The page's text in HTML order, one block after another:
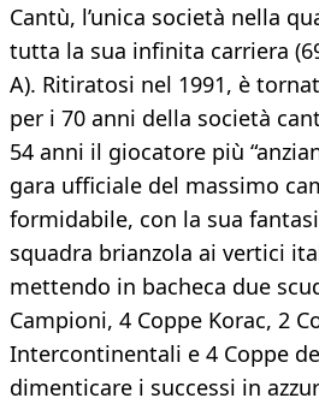
Cantù, l’unica società nella
tutta la sua infinita carriera
A). Ritiratosi nel 1991, è
per i 70 anni della società
54 anni il giocatore più
gara ufficiale del massimo
formidabile, con la sua
squadra brianzola ai vertici
mettendo in bacheca due
Campioni, 4 Coppe Korac, 2
Intercontinentali e 4 Coppe
dimenticare i successi in